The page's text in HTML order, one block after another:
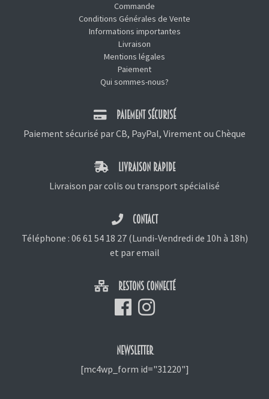
Commande
Conditions Générales de Vente
Informations importantes
Livraison
Mentions légales
Paiement
Qui sommes-nous?
PAIEMENT SÉCURISÉ
Paiement sécurisé par CB, PayPal, Virement ou Chèque
LIVRAISON RAPIDE
Livraison par colis ou transport spécialisé
CONTACT
Téléphone : 06 61 54 18 27(Lundi-Vendredi de 10h à 18h)
et par email
RESTONS CONNECTÉ
NEWSLETTER
[mc4wp_form id="31220"]